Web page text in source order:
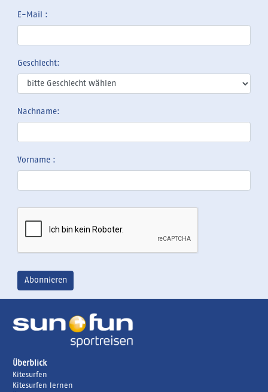
E-Mail :
Geschlecht:
Nachname:
Vorname :
Überblick
Kitesurfen
Kitesurfen lernen